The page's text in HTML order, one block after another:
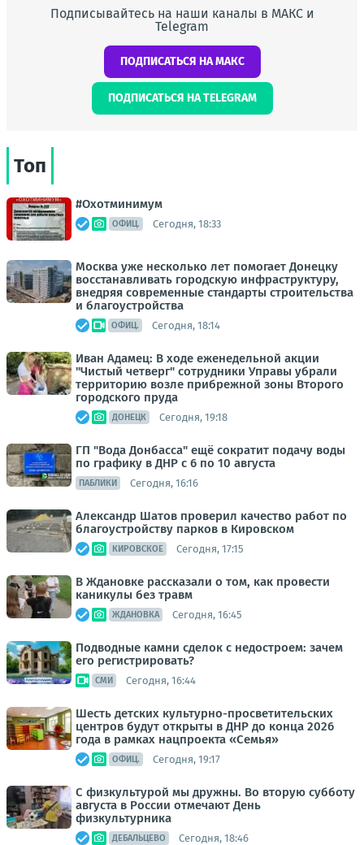
Подписывайтесь на наши каналы в МАКС и
Telegram
ПОДПИСАТЬСЯ НА МАКС
ПОДПИСАТЬСЯ НА TELEGRAM
Топ
#Охотминимум
ОФИЦ. Сегодня, 18:33
Москва уже несколько лет помогает Донецку
восстанавливать городскую инфраструктуру,
внедряя современные стандарты строительства
и благоустройства
ОФИЦ. Сегодня, 18:14
Иван Адамец: В ходе еженедельной акции
"Чистый четверг" сотрудники Управы убрали
территорию возле прибрежной зоны Второго
городского пруда
ДОНЕЦК Сегодня, 19:18
ГП "Вода Донбасса" ещё сократит подачу воды
по графику в ДНР с 6 по 10 августа
ПАБЛИКИ Сегодня, 16:16
Александр Шатов проверил качество работ по
благоустройству парков в Кировском
КИРОВСКОЕ Сегодня, 17:15
В Ждановке рассказали о том, как провести
каникулы без травм
ЖДАНОВКА Сегодня, 16:45
Подводные камни сделок с недостроем: зачем
его регистрировать?
СМИ Сегодня, 16:44
Шесть детских культурно-просветительских
центров будут открыты в ДНР до конца 2026
года в рамках нацпроекта «Семья»
ОФИЦ. Сегодня, 19:17
С физкультурой мы дружны. Во вторую субботу
августа в России отмечают День
физкультурника
ДЕБАЛЬЦЕВО Сегодня, 18:46